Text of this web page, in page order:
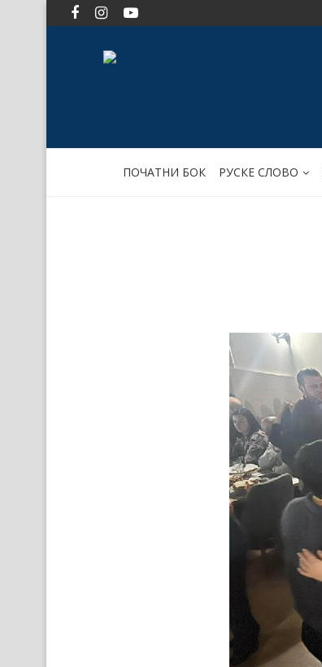
ПОЧАТНИ БОК РУСКЕ СЛОВО